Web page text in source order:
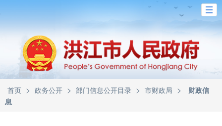
首页 > 政务公开 > 部门信息公开目录 > 市财政局 >
财政信
息